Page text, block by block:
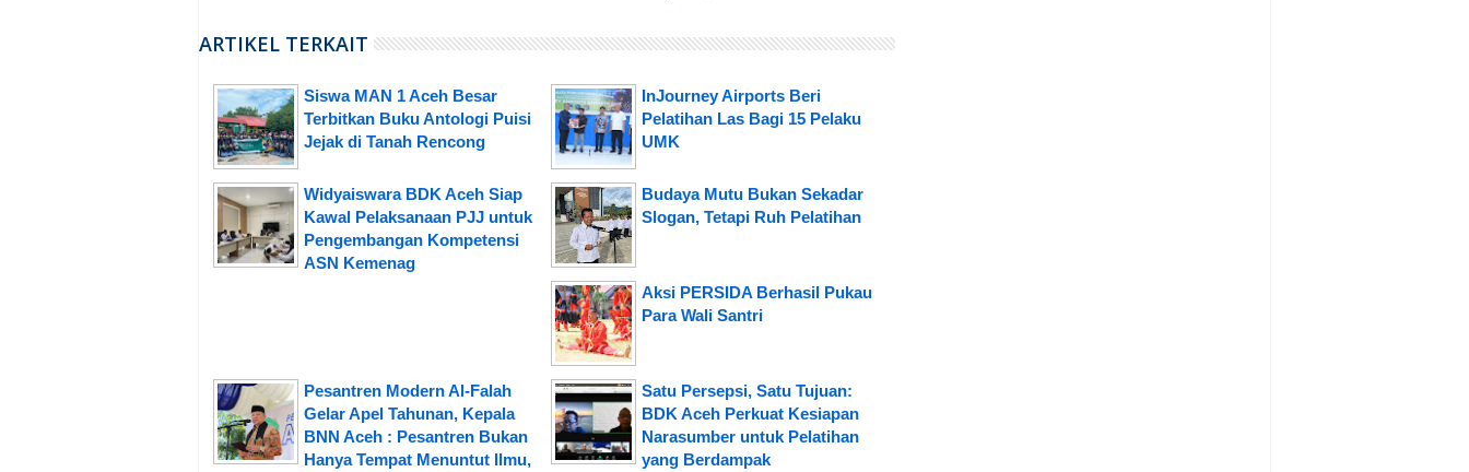
ARTIKEL TERKAIT
Siswa MAN 1 Aceh Besar
Terbitkan Buku Antologi Puisi
Jejak di Tanah Rencong
InJourney Airports Beri
Pelatihan Las Bagi 15 Pelaku
UMK
Widyaiswara BDK Aceh Siap
Kawal Pelaksanaan PJJ untuk
Pengembangan Kompetensi
ASN Kemenag
Budaya Mutu Bukan Sekadar
Slogan, Tetapi Ruh Pelatihan
Aksi PERSIDA Berhasil Pukau
Para Wali Santri
Pesantren Modern Al-Falah
Gelar Apel Tahunan, Kepala
BNN Aceh : Pesantren Bukan
Hanya Tempat Menuntut Ilmu,
Satu Persepsi, Satu Tujuan:
BDK Aceh Perkuat Kesiapan
Narasumber untuk Pelatihan
yang Berdampak